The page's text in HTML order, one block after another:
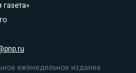
еженедельное издание